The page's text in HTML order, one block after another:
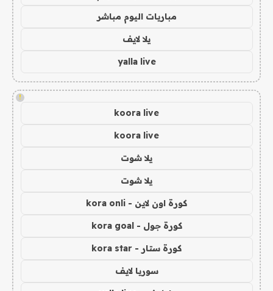
مباريات اليوم مباشر
يلا لايف
yalla live
!
koora live
koora live
يلا شوت
يلا شوت
كورة اون لاين - kora onli
كورة جول - kora goal
كورة ستار - kora star
سوريا لايف